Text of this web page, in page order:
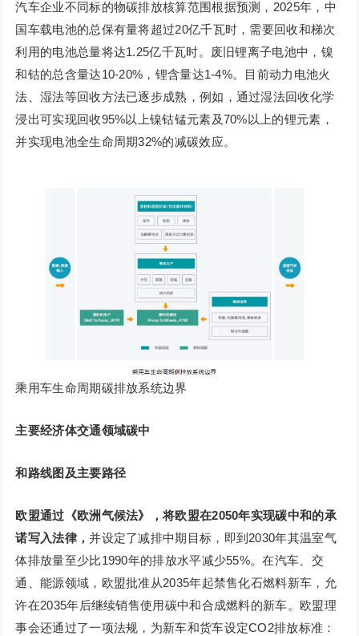
汽车企业不同标的物碳排放核算范围根据预测，2025年，中
国车载电池的总保有量将超过20亿千瓦时，需要回收和梯次
利用的电池总量将达1.25亿千瓦时。废旧锂离子电池中，镍
和钴的总含量达10-20%，锂含量达1-4%。目前动力电池火
法、湿法等回收方法已逐步成熟，例如，通过湿法回收化学
浸出可实现回收95%以上镍钴锰元素及70%以上的锂元素，
并实现电池全生命周期32%的减碳效应。
乘用车生命周期碳排放系统边界
主要经济体交通领域碳中
和路线图及主要路径
欧盟通过《欧洲气候法》，将欧盟在2050年实现碳中和的承
诺写入法律，并设定了减排中期目标，即到2030年其温室气
体排放量至少比1990年的排放水平减少55%。在汽车、交
通、能源领域，欧盟批准从2035年起禁售化石燃料新车，允
许在2035年后继续销售使用碳中和合成燃料的新车。欧盟理
事会还通过了一项法规，为新车和货车设定CO2排放标准：